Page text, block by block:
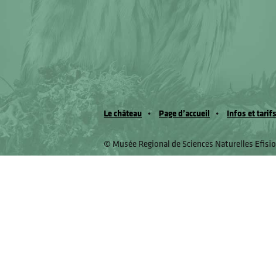
Le château Page d’accueil Infos et tarifs
© Musée Regional de Sciences Naturelles